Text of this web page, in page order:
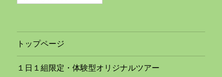
トップページ
１日１組限定・体験型オリジナルツアー